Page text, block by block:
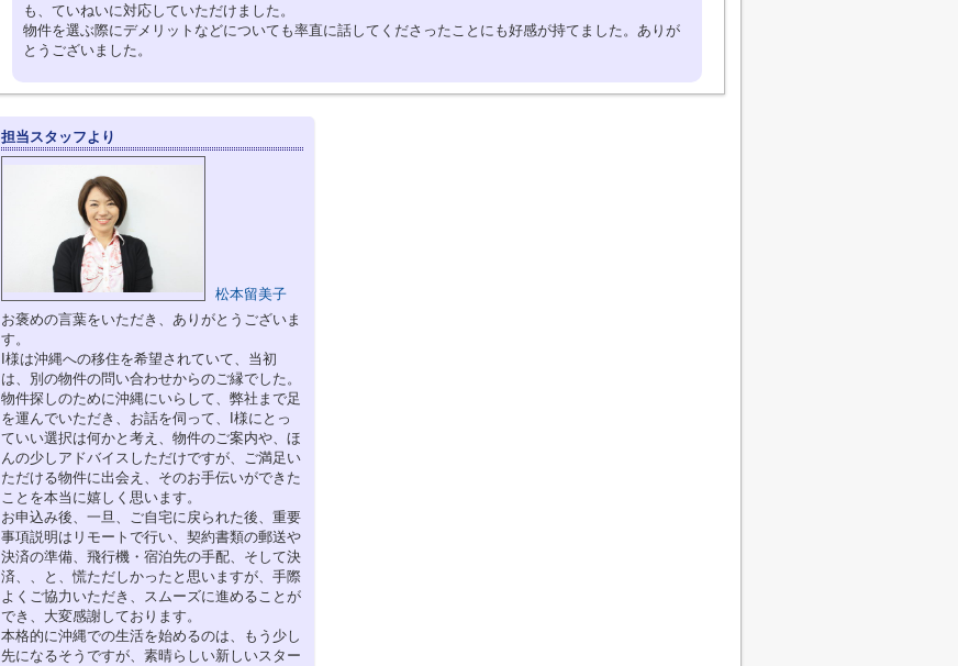
も、ていねいに対応していただけました。
物件を選ぶ際にデメリットなどについても率直に話してくださったことにも好感が持てました。ありが
とうございました。
担当スタッフより
松本留美子
お褒めの言葉をいただき、ありがとうございま
す。
I様は沖縄への移住を希望されていて、当初
は、別の物件の問い合わせからのご縁でした。
物件探しのために沖縄にいらして、弊社まで足
を運んでいただき、お話を伺って、I様にとっ
ていい選択は何かと考え、物件のご案内や、ほ
んの少しアドバイスしただけですが、ご満足い
ただける物件に出会え、そのお手伝いができた
ことを本当に嬉しく思います。
お申込み後、一旦、ご自宅に戻られた後、重要
事項説明はリモートで行い、契約書類の郵送や
決済の準備、飛行機・宿泊先の手配、そして決
済、、と、慌ただしかったと思いますが、手際
よくご協力いただき、スムーズに進めることが
でき、大変感謝しております。
本格的に沖縄での生活を始めるのは、もう少し
先になるそうですが、素晴らしい新しいスター